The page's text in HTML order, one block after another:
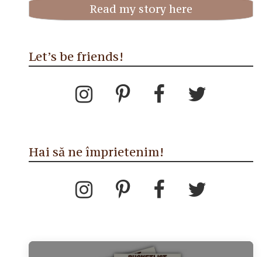
Read my story here
Let’s be friends!
Hai să ne împrietenim!